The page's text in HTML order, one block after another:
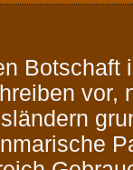
Botschaft
vor,